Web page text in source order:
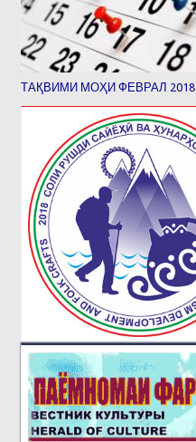
ТАҚВИМИ МОҲИ ФЕВРАЛ 2018